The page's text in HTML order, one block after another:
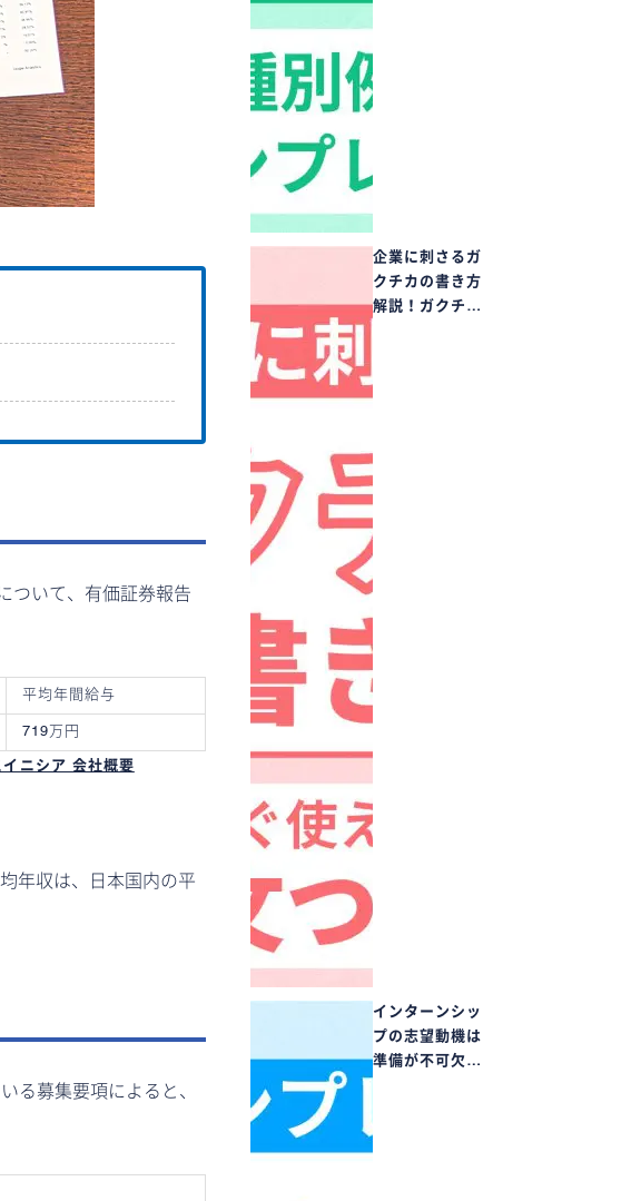
ついて、有価証券報告
平均年間給与
719万円
イニシア 会社概要
年収は、日本国内の平
る募集要項によると、
企業に刺さるガ
クチカの書き方
解説！ガクチ…
インターンシッ
プの志望動機は
準備が不可欠…